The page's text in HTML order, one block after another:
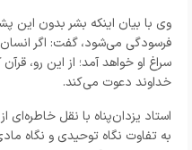
وی با بیان اینکه بشر بدون این
فرسودگی می‌شود، گفت: اگر
سراغ او خواهد آمد؛ از این رو،
خداوند دعوت می‌کند.
استاد یزدان‌پناه با نقل
به تفاوت نگاه توحیدی و نگاه